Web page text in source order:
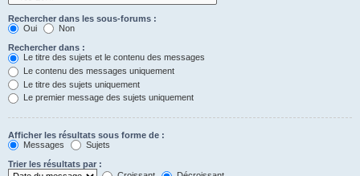
Rechercher dans les sous-forums :
Oui
Non
Rechercher dans :
Le titre des sujets et le contenu des messages
Le contenu des messages uniquement
Le titre des sujets uniquement
Le premier message des sujets uniquement
Afficher les résultats sous forme de :
Messages
Sujets
Trier les résultats par :